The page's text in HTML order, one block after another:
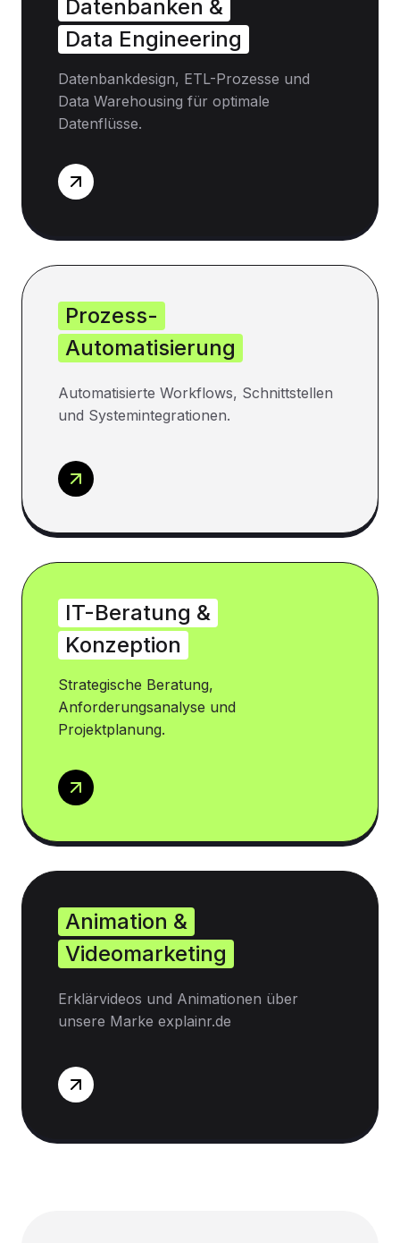
Datenbanken &
Data Engineering
Datenbankdesign, ETL-Prozesse und
Data Warehousing für optimale
Datenflüsse.
Prozess-
Automatisierung
Automatisierte Workflows, Schnittstellen
und Systemintegrationen.
IT-Beratung &
Konzeption
Strategische Beratung,
Anforderungsanalyse und
Projektplanung.
Animation &
Videomarketing
Erklärvideos und Animationen über
unsere Marke explainr.de